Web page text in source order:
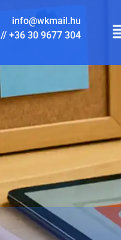
info@wkmail.hu
//+36 30 9677 304